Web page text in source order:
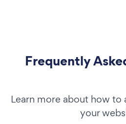
Frequently
Learn more about how to
your